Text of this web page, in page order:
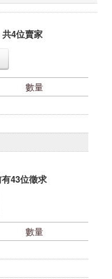
4位賣家
數量
43位徵求
數量